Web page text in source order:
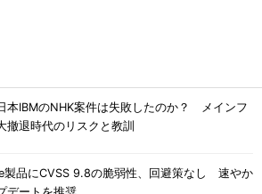
本IBMのNHK案件は失敗したのか？ メインフ
撤退時代のリスクと教訓
製品にCVSS 9.8の脆弱性、回避策なし 速やか